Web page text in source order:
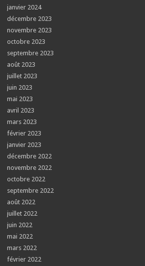
janvier 2024
décembre 2023
novembre 2023
octobre 2023
septembre 2023
août 2023
juillet 2023
juin 2023
mai 2023
avril 2023
mars 2023
février 2023
janvier 2023
décembre 2022
novembre 2022
octobre 2022
septembre 2022
août 2022
juillet 2022
juin 2022
mai 2022
mars 2022
février 2022